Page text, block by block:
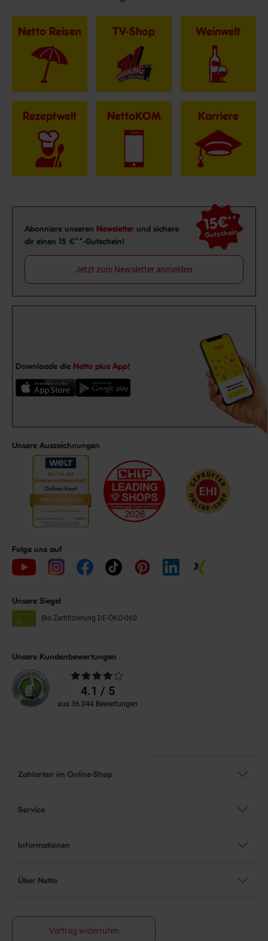
Netto Reisen TV-Shop Weinwelt
Rezeptwelt NettoKOM Karriere
Newsletter Anmeldung
Abonniere unseren Newsletter und sichere
dir einen 15 €**-Gutschein!
15€**
Gutschein
Jetzt zum Newsletter anmelden
Downloade die Netto plus App!
Unsere Auszeichnungen
Folge uns auf
Unsere Siegel
Bio Zertifizierung DE-ÖKO-060
Unsere Kundenbewertungen
Durchschnittliche
Bewertungen4.1 / 5
aus 36.044 Bewertungen
Zahlarten im Online-Shop
Service
Informationen
Über Netto
Vertrag widerrufen